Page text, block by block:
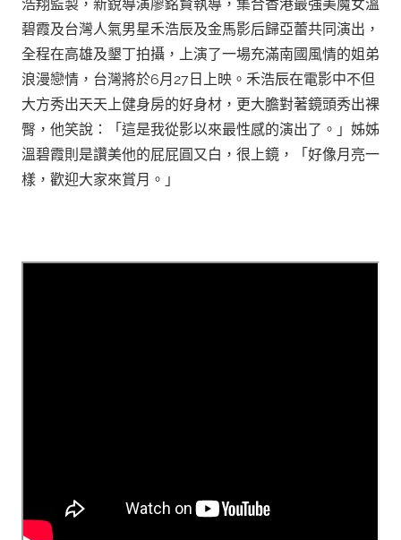
浩翔監製，新銳導演廖銘賢執導，集合香港最強美魔女溫
碧霞及台灣人氣男星禾浩辰及金馬影后歸亞蕾共同演出，
全程在高雄及墾丁拍攝，上演了一場充滿南國風情的姐弟
浪漫戀情，台灣將於6月27日上映。禾浩辰在電影中不但
大方秀出天天上健身房的好身材，更大膽對著鏡頭秀出裸
臀，他笑說：「這是我從影以來最性感的演出了。」姊姊
溫碧霞則是讚美他的屁屁圓又白，很上鏡，「好像月亮一
樣，歡迎大家來賞月。」